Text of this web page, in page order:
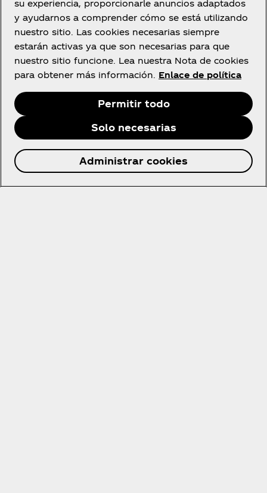
Únete a la comunidad
¡Suscríbete ahora para tener acceso exclusivo a
todo lo relacionado con Coca‑Cola!
su experiencia, proporcionarle anuncios adaptados
y ayudarnos a comprender cómo se está utilizando
nuestro sitio. Las cookies necesarias siempre
estarán activas ya que son necesarias para que
nuestro sitio funcione. Lea nuestra Nota de cookies
para obtener más información. Enlace de política
Permitir todo
Solo necesarias
Administrar cookies